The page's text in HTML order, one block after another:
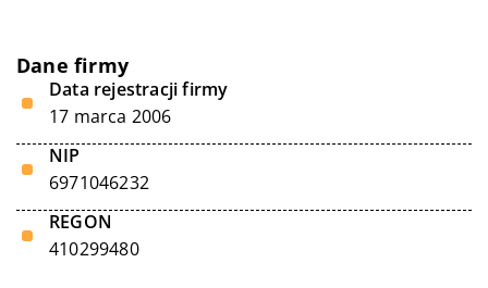
Dane firmy
Data rejestracji firmy
17 marca 2006
NIP
6971046232
REGON
410299480